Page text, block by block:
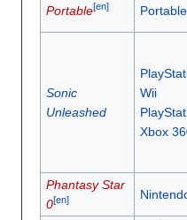
Portable[en] Portable
Sonic
Unleashed
Wii
Xbox
Phantasy Star
0[en]